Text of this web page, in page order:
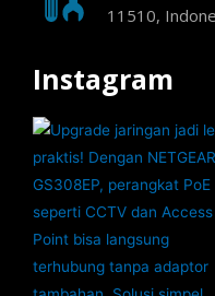
11510,
Instagram